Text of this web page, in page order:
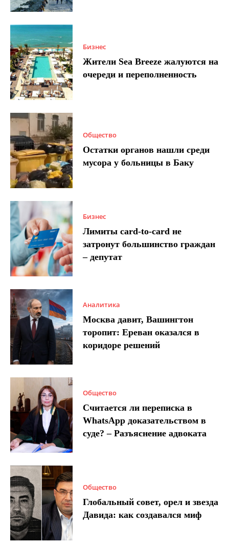
Бизнес
Жители Sea Breeze жалуются на
очереди и переполненность
Общество
Остатки органов нашли среди
мусора у больницы в Баку
Бизнес
Лимиты card-to-card не
затронут большинство граждан
– депутат
Аналитика
Москва давит, Вашингтон
торопит: Ереван оказался в
коридоре решений
Общество
Считается ли переписка в
WhatsApp доказательством в
суде? – Разъяснение адвоката
Общество
Глобальный совет, орел и звезда
Давида: как создавался миф